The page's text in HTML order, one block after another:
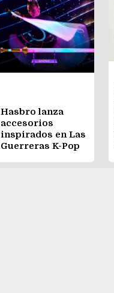
Hasbro lanza
accesorios
inspirados en Las
Guerreras K-Pop